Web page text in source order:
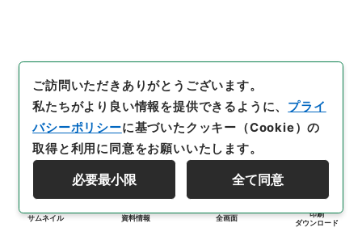
サムネイル 資料情報 全画面
印刷
ダウンロード
ご訪問いただきありがとうございます。
私たちがより良い情報を提供できるように、 プライ
バシーポリシーに基づいたクッキー（Cookie）の
取得と利用に同意をお願いいたします。
必要最小限 全て同意